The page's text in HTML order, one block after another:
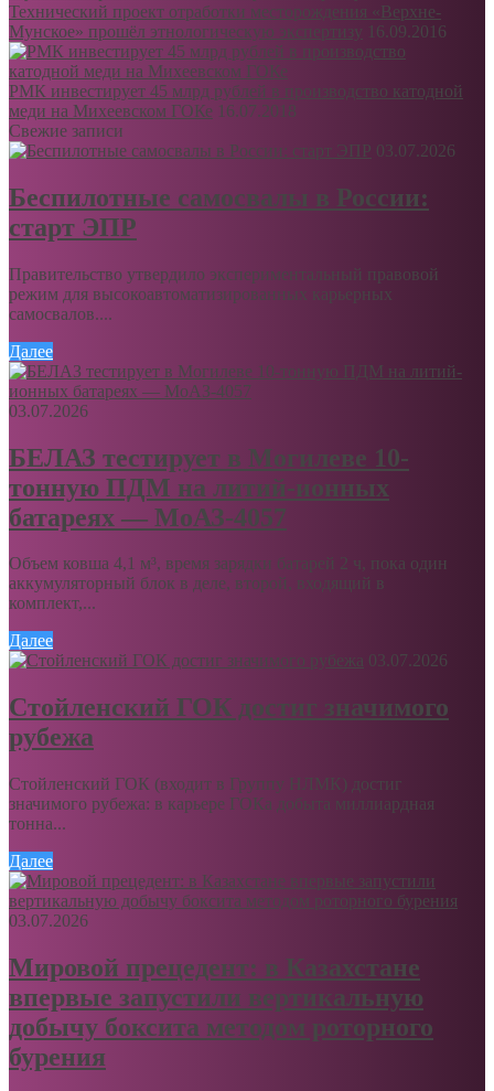
Технический проект отработки месторождения «Верхне-
Мунское» прошёл этнологическую экспертизу 16.09.2016
РМК инвестирует 45 млрд рублей в производство катодной
меди на Михеевском ГОКе 16.07.2018
Свежие записи
03.07.2026
Беспилотные самосвалы в России:
старт ЭПР
Правительство утвердило экспериментальный правовой
режим для высокоавтоматизированных карьерных
самосвалов....
Далее
03.07.2026
БЕЛАЗ тестирует в Могилеве 10-
тонную ПДМ на литий-ионных
батареях — МоАЗ-4057
Объем ковша 4,1 м³, время зарядки батарей 2 ч, пока один
аккумуляторный блок в деле, второй, входящий в
комплект,...
Далее
03.07.2026
Стойленский ГОК достиг значимого
рубежа
Стойленский ГОК (входит в Группу НЛМК) достиг
значимого рубежа: в карьере ГОКа добыта миллиардная
тонна...
Далее
03.07.2026
Мировой прецедент: в Казахстане
впервые запустили вертикальную
добычу боксита методом роторного
бурения